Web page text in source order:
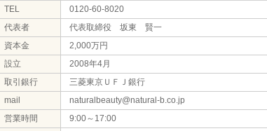
TEL
0120-60-8020
代表者
代表取締役 坂東 賢一
資本金
2,000万円
設立
2008年4月
取引銀行
三菱東京ＵＦＪ銀行
mail
naturalbeauty@natural-b.co.jp
営業時間
9:00～17:00